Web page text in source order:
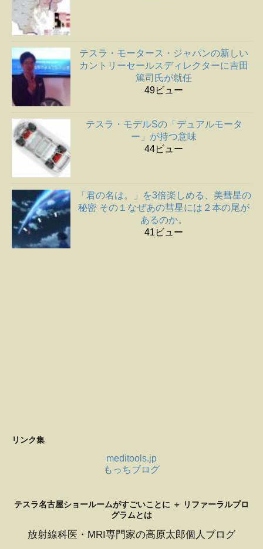
テスラ・モータース・ジャパンの新しい
カントリーセールスディレクターに吉田
篤司氏が就任
49ビュー
テスラ・モデルSの「デュアルモータ
ー」が持つ意味
44ビュー
「君の名は。」を3倍楽しめる、美彗星の
秘密 その１なぜあの彗星には２本の尾が
あるのか。
41ビュー
リンク集
meditools.jp
もっちブログ
テスラ名古屋ショールームがすごいことに ＋ リファーラルプロ
グラムとは
放射線科医・MRI専門家の高原太郎個人ブログ